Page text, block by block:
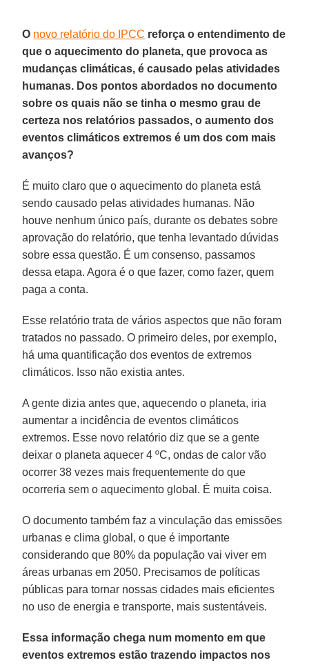
O novo relatório do IPCC reforça o entendimento de
que o aquecimento do planeta, que provoca as
mudanças climáticas, é causado pelas atividades
humanas. Dos pontos abordados no documento
sobre os quais não se tinha o mesmo grau de
certeza nos relatórios passados, o aumento dos
eventos climáticos extremos é um dos com mais
avanços?
É muito claro que o aquecimento do planeta está
sendo causado pelas atividades humanas. Não
houve nenhum único país, durante os debates sobre
aprovação do relatório, que tenha levantado dúvidas
sobre essa questão. É um consenso, passamos
dessa etapa. Agora é o que fazer, como fazer, quem
paga a conta.
Esse relatório trata de vários aspectos que não foram
tratados no passado. O primeiro deles, por exemplo,
há uma quantificação dos eventos de extremos
climáticos. Isso não existia antes.
A gente dizia antes que, aquecendo o planeta, iria
aumentar a incidência de eventos climáticos
extremos. Esse novo relatório diz que se a gente
deixar o planeta aquecer 4 ºC, ondas de calor vão
ocorrer 38 vezes mais frequentemente do que
ocorreria sem o aquecimento global. É muita coisa.
O documento também faz a vinculação das emissões
urbanas e clima global, o que é importante
considerando que 80% da população vai viver em
áreas urbanas em 2050. Precisamos de políticas
públicas para tornar nossas cidades mais eficientes
no uso de energia e transporte, mais sustentáveis.
Essa informação chega num momento em que
eventos extremos estão trazendo impactos nos